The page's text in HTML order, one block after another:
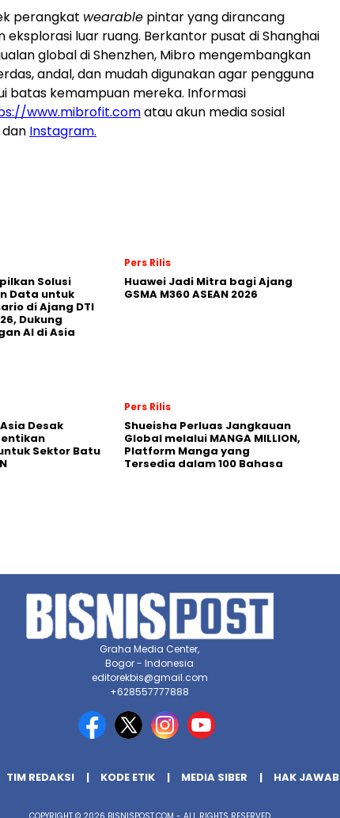
perangkat wearable pintar yang dirancang
eksplorasi luar ruang. Berkantor pusat di Shanghai
global di Shenzhen, Mibro mengembangkan
andal, dan mudah digunakan agar pengguna
batas kemampuan mereka. Informasi
www.mibrofit.comatau akun media sosial
dan Instagram.
Solusi
Data untuk
di Ajang DTI
Dukung
AI di Asia
Pers Rilis
Huawei Jadi Mitra bagi Ajang
GSMA M360 ASEAN 2026
Desak
Sektor Batu
Pers Rilis
Shueisha Perluas Jangkauan
Global melalui MANGA MILLION,
Platform Manga yang
Tersedia dalam 100 Bahasa
Graha Media Center,
Bogor - Indonesia
editorekbis@gmail.com
+628557777888
TIM REDAKSI KODE ETIK MEDIA SIBER HAK JAWAB